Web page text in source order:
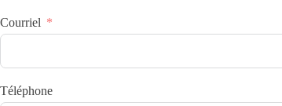
Courriel
Téléphone